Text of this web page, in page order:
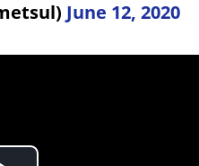
June 12, 2020